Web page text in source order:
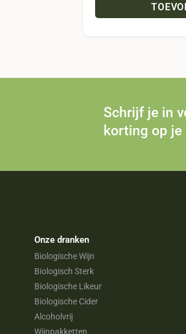
Schrijf je in
korting op
Onze dranken
Biologische Wijn
Biologisch Sterk
Biologische Likeur
Biologische Cider
Alcoholvrij
Wijnpakketten